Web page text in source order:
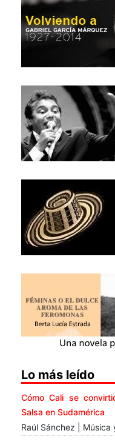
Lo más leído
Cómo Cali se
Salsa en Sudamérica
Raúl Sánchez | Música